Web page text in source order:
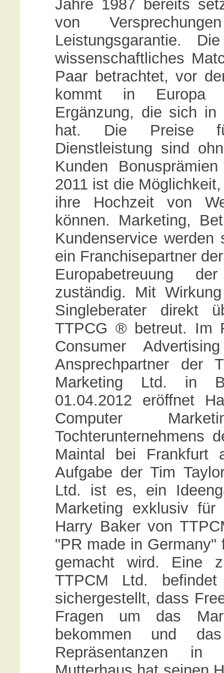
Jahre 1987 bereits
von
Leistungsgarantie.
wissenschaftliches
Paar betrachtet, vor
kommt in Europa
Ergänzung, die sich
hat. Die Preise
Dienstleistung sind
Kunden
2011 ist die
ihre Hochzeit von
können. Marketing,
Kundenservice
ein Franchisepartner
Europabetreuung
zuständig. Mit
Singleberater direkt
TTPCG ® betreut. Im
Consumer
Ansprechpartner der
Marketing Ltd. in
01.04.2012 eröffnet
Computer
Tochterunternehmens
Maintal bei Frankfurt
Aufgabe der Tim
Ltd. ist es, ein
Marketing exklusiv
Harry Baker von
"PR made in
gemacht wird. Eine
TTPCM Ltd.
sichergestellt, dass
Fragen um das
bekommen und
Repräsentanzen in